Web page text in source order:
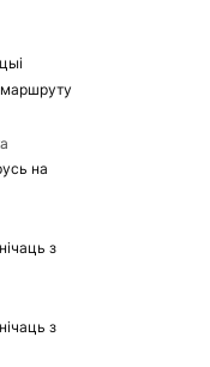
маршруту
на
з
з